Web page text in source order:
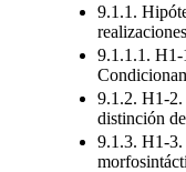
9.1.1.
9.1.1.1. H1-
9.1.2. H1-2.
distinción
9.1.3. H1-3.